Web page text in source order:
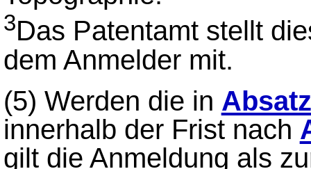
3Das Patentamt stellt
dem Anmelder mit.
(5) Werden die in
innerhalb der Frist nach
gilt die Anmeldung als